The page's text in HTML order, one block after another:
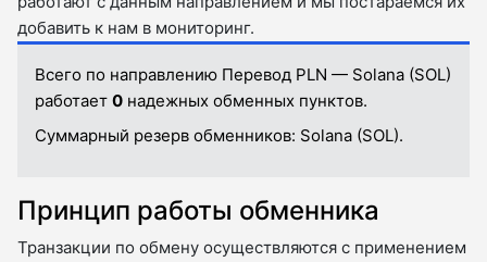
добавить к нам в мониторинг.
Всего по направлению Перевод PLN — Solana (SOL)
работает 0 надежных обменных пунктов.
Суммарный резерв обменников: Solana (SOL).
Принцип работы обменника
Транзакции по обмену осуществляются с применением